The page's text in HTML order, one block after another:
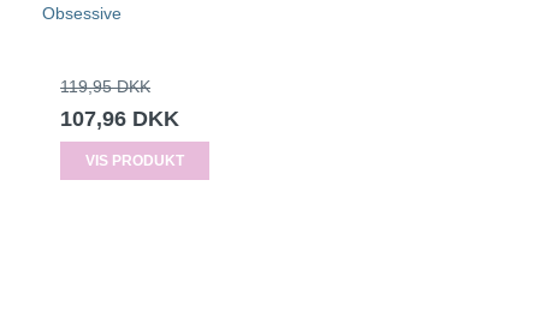
Obsessive
119,95 DKK
107,96 DKK
VIS PRODUKT